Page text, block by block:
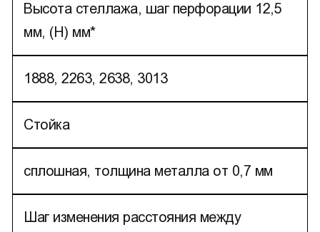
Высота стеллажа, шаг перфорации 12,5
мм, (H) мм*
1888, 2263, 2638, 3013
Стойка
сплошная, толщина металла от 0,7 мм
Шаг изменения расстояния между